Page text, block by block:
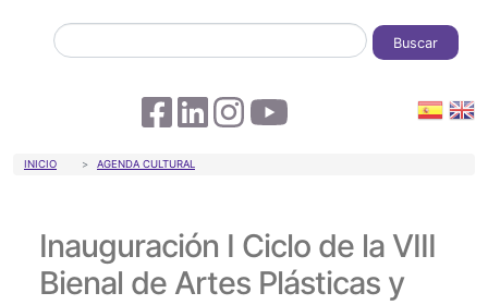
Buscar
Sobrescribir enlaces de ayuda a la
INICIO AGENDA CULTURAL
Inauguración I Ciclo de la VIII
Bienal de Artes Plásticas y